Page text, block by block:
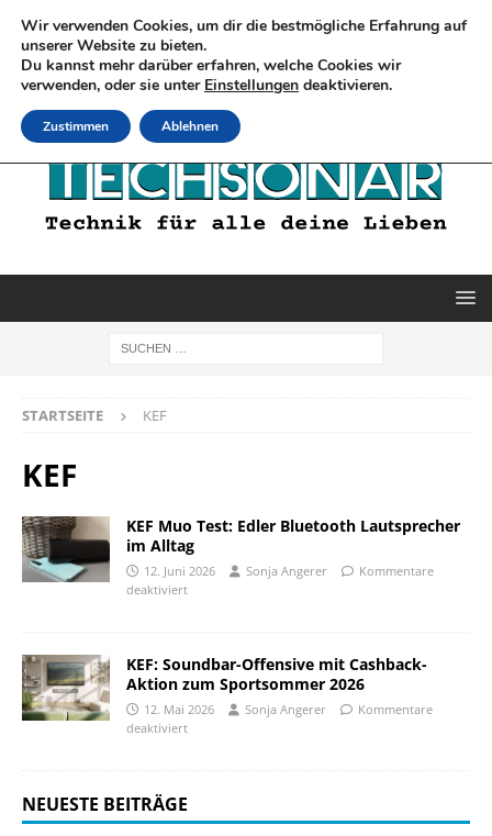
STARTSEITE KEF
KEF
KEF Muo Test: Edler Bluetooth Lautsprecher
im Alltag
12. Juni 2026 Sonja Angerer
Kommentare
deaktiviert
KEF: Soundbar-Offensive mit Cashback-
Aktion zum Sportsommer 2026
12. Mai 2026 Sonja Angerer
Kommentare
deaktiviert
NEUESTE BEITRÄGE
Wir verwenden Cookies, um dir die bestmögliche Erfahrung auf
unserer Website zu bieten.
Du kannst mehr darüber erfahren, welche Cookies wir
verwenden, oder sie unter Einstellungen deaktivieren.
Zustimmen Ablehnen